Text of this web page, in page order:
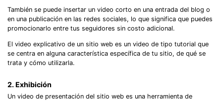
También se puede insertar un video corto en una entrada del blog o
en una publicación en las redes sociales, lo que significa que puedes
promocionarlo entre tus seguidores sin costo adicional.
El video explicativo de un sitio web es un video de tipo tutorial que
se centra en alguna característica específica de tu sitio, de qué se
trata y cómo utilizarla.
2. Exhibición
Un video de presentación del sitio web es una herramienta de